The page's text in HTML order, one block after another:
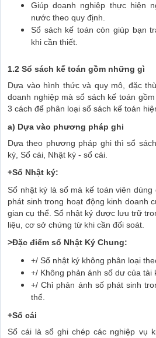
Giúp doanh nghiệp thực hiện
nước theo quy định.
Sổ sách kế toán còn giúp bạn
khi cần thiết.
1.2 Sổ sách kế toán gồm những gì
Dựa vào hình thức và quy mô, đặc
doanh nghiệp mà sổ sách kế toán
3 cách để phân loại sổ sách kế toán
a) Dựa vào phương pháp ghi
Dựa theo phương pháp ghi thì sổ
ký, Sổ cái, Nhật ký - sổ cái.
+Sổ Nhật ký:
Sổ nhật ký là sổ mà kế toán viên dùng
phát sinh trong hoạt động kinh doanh
gian cụ thể. Sổ nhật ký được lưu trữ
liệu, cơ sở chứng từ khi cần đối soát.
>Đặc điểm sổ Nhật Ký Chung:
+/ Số nhật ký không phân loại
+/ Không phản ánh số dư của tài
+/ Chỉ phản ánh số phát sinh
thể.
+Sổ cái
Sổ cái là sổ ghi chép các nghiệp vụ